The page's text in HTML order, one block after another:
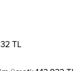
TL